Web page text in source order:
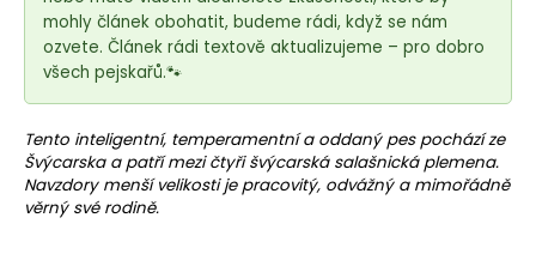
mohly článek obohatit, budeme rádi, když se nám
ozvete. Článek rádi textově aktualizujeme – pro dobro
všech pejskařů.🐾
Tento inteligentní, temperamentní a oddaný pes pochází ze
Švýcarska a patří mezi čtyři švýcarská salašnická plemena.
Navzdory menší velikosti je pracovitý, odvážný a mimořádně
věrný své rodině.
a
j
í
t